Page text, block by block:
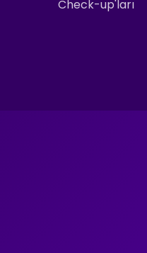
Check-up'ları